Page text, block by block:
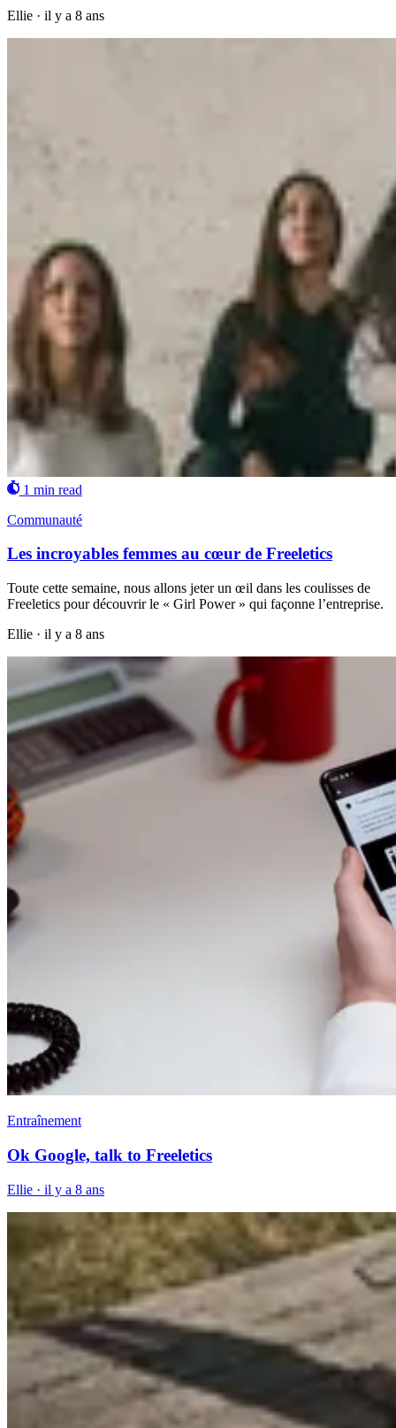
Ellie · il y a 8 ans
1 min read
Communauté
Les incroyables femmes au cœur de Freeletics
Toute cette semaine, nous allons jeter un œil dans les coulisses de
Freeletics pour découvrir le « Girl Power » qui façonne l’entreprise.
Ellie · il y a 8 ans
Entraînement
Ok Google, talk to Freeletics
Ellie · il y a 8 ans